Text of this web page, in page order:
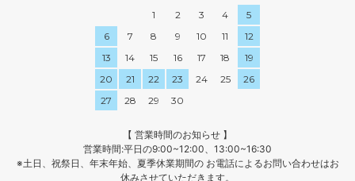
1
2 3 4
5
6
7 8 9 10 11
12
13
14 15 16 17 18
19
20
21 22 23 24 25
26
27
28 29 30
【 営業時間のお知らせ 】
営業時間:平日の9:00~12:00、13:00~16:30
※土日、祝祭日、年末年始、夏季休業期間の お電話によるお問い合わせはお
休みさせていただきます。